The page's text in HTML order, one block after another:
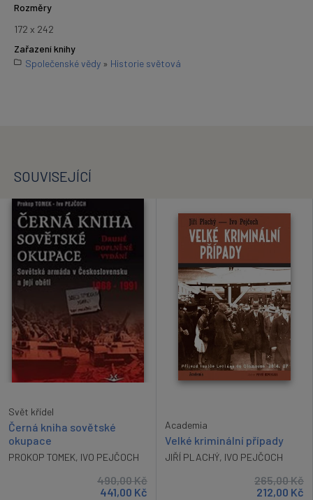
Rozměry
172 x 242
Zařazení knihy
Společenské vědy » Historie světová
SOUVISEJÍCÍ
Svět křídel
Černá kniha sovětské
okupace
PROKOP TOMEK, IVO PEJČOCH
490,00Kč
441,00 Kč
Academia
Velké kriminální případy
JIŘÍ PLACHÝ, IVO PEJČOCH
265,00Kč
212,00 Kč